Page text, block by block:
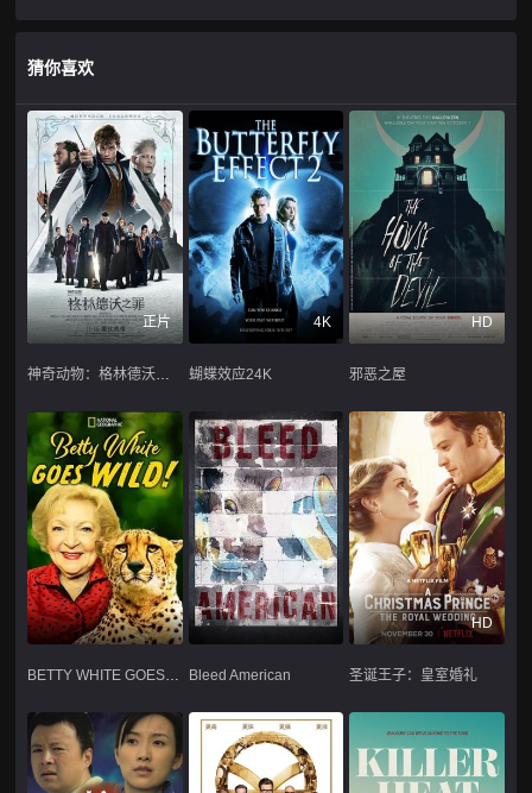
猜你喜欢
正片
神奇动物：格林德沃之罪(原声版)
4K
蝴蝶效应24K
HD
邪恶之屋
BETTY WHITE GOES WILD Bleed American
HD
圣诞王子：皇室婚礼